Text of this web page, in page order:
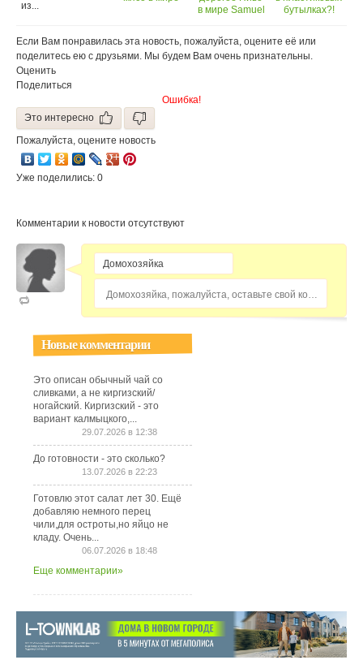
из...
в мире Samuel
$ 150
бутылках?!
Если Вам понравилась эта новость, пожалуйста, оцените её или
поделитесь ею с друзьями. Мы будем Вам очень признательны.
Оценить
Поделиться
Ошибка!
Это интересно
Пожалуйста, оцените новость
Уже поделились: 0
Комментарии к новости отсутствуют
Домохозяйка, пожалуйста, оставьте свой комментарий...
Новые комментарии
Это описан обычный чай со
сливками, а не киргизский/
ногайский. Киргизский - это
вариант калмыцкого,...
29.07.2026 в 12:38
До готовности - это сколько?
13.07.2026 в 22:23
Готовлю этот салат лет 30. Ещё
добавляю немного перец
чили,для остроты,но яйцо не
кладу. Очень...
06.07.2026 в 18:48
Еще комментарии»